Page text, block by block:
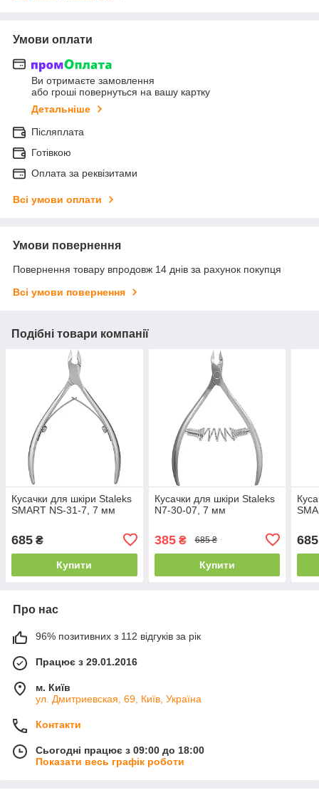
Умови оплати
Ви отримаєте замовлення
або гроші повернуться на вашу картку
Детальніше
Післяплата
Готівкою
Оплата за реквізитами
Всі умови оплати
Умови повернення
Повернення товару впродовж 14 днів за рахунок покупця
Всі умови повернення
Подібні товари компанії
Кусачки для шкіри Staleks
SMART NS-31-7, 7 мм
685 ₴
Купити
Кусачки для шкіри Staleks
N7-30-07, 7 мм
385₴ 685 ₴
Купити
685
Про нас
96% позитивних з 112 відгуків за рік
Працює з 29.01.2016
м. Київ
ул. Дмитриевская, 69, Київ, Україна
Контакти
Сьогодні працює з 09:00 до 18:00
Показати весь графік роботи